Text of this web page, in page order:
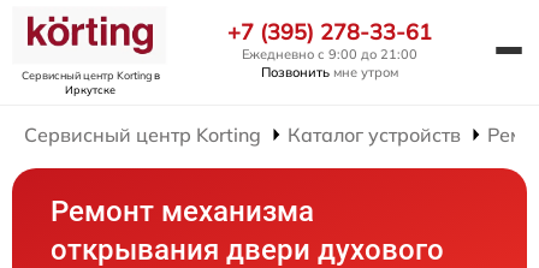
Сервисный центр Kortingв
Иркутске
+7 (395) 278-33-61
Ежедневно с 9:00 до 21:00
Позвонить мне утром
Сервисный центр Korting Каталог устройств
Ремонт механизма
открывания двери духового